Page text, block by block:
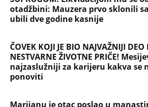
otadžbini: Mauzera prvo sklonili
ubili dve godine kasnije
ČOVEK KOJI JE BIO NAJVAŽNIJI DEO
NESTVARNE ŽIVOTNE PRIČE!
najzaslužniji za karijeru kakva se
ponoviti
Marijanu je otac poslao u